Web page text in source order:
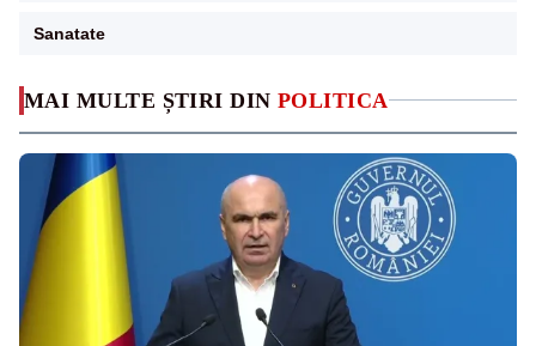
MAI MULTE ȘTIRI DIN POLITICA
Sanatate